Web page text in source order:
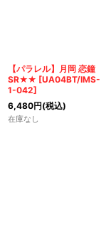
【パラレル】月岡 恋鐘
SR★★ [UA04BT/IMS-
1-042]
6,480円(税込)
在庫なし